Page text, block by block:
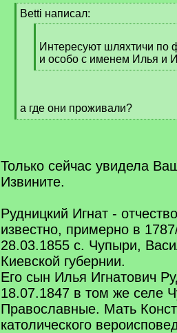
[Betti написал:
q
]
Интересуют шляхтичи
и особо с именем Илья и
[
]
а где они проживали?
[
Только сейчас увидела
Извините.
Рудницкий Игнат -
известно, примерно в
28.03.1855 с. Чупыри,
Киевской губернии.
Его сын Илья Игнатович
18.07.1847 в том же селе
Православные. Мать
католического